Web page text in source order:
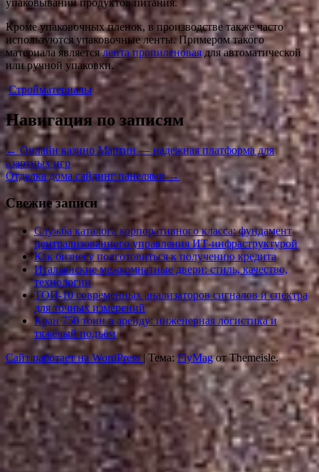
упаковывании продуктов питания.
Кроме упаковочных пленок, в производстве также часто
используются упаковочные ленты. Примером такого
материала являетсялента пропиленоваядля автоматической
или ручной упаковки.
Стройматериалы
Навигация по записям
←Онлайн казино Мартин — надежная платформа для
азартных игр
Отделка дома сайдинг панелями→
Свежие записи
Служба каталога корпоративного класса: фундамент
централизованного управления ИТ-инфраструктурой
Как бизнесу подготовиться к получению кредита
Итальянские межкомнатные двери: стиль, качество,
технологии
ТОП-10 современных анализаторов сигналов и спектра
для точных измерений
Кран 750 тонн в аренду: инженерная логистика и
тяжёлый подъём
Сайт работает на WordPress | Тема: FlyMagот Themeisle.